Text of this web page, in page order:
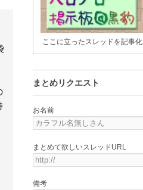
ここに立ったスレッドを記事化
まとめリクエスト
お名前
まとめて欲しいスレッドURL
備考